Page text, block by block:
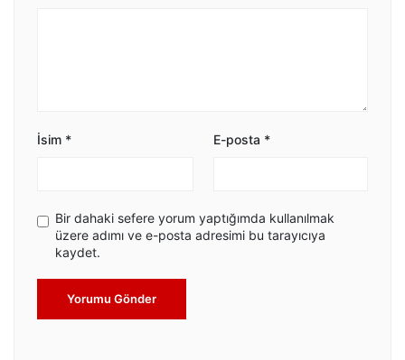
İsim * E-posta *
Bir dahaki sefere yorum yaptığımda kullanılmak
üzere adımı ve e-posta adresimi bu tarayıcıya
kaydet.
Yorumu Gönder